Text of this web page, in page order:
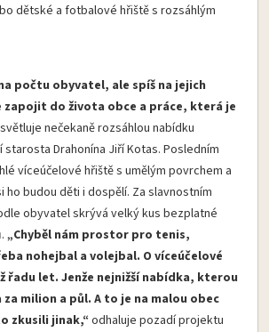
dětské a fotbalové hřiště s rozsáhlým
počtu obyvatel, ale spíš na jejich
do života obce a práce, která je
nečekaně rozsáhlou nabídku
Drahonína Jiří Kotas. Posledním
víceúčelové hřiště s umělým povrchem a
ho budou děti i dospělí. Za slavnostním
obyvatel skrývá velký kus bezplatné
„Chyběl nám prostor pro tenis,
nohejbal a volejbal. O víceúčelové
řadu let. Jenže nejnižší nabídka, kterou
milion a půl. A to je na malou obec
zkusili jinak,“ odhaluje pozadí projektu